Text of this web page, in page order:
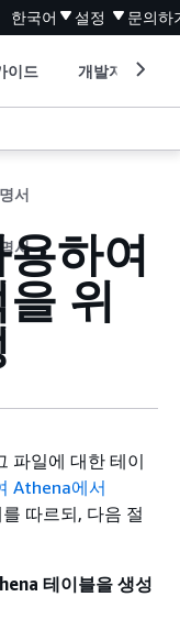
한국어 설정 문의하
이드 개발자 도구
서
서
하여
위
파일에 대한 테이
Athena에서
따르되, 다음 절
테이블을 생성